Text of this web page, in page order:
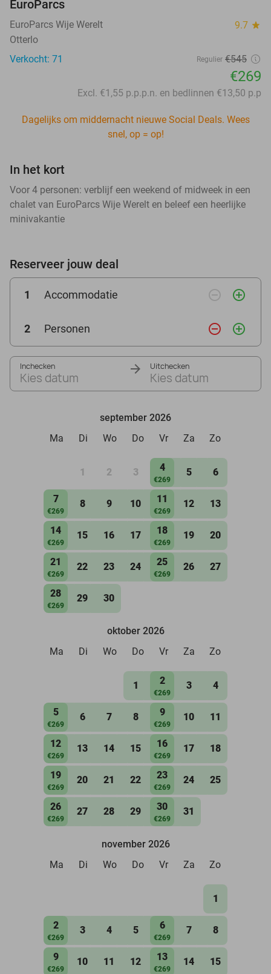
EuroParcs
EuroParcs Wije Werelt 9.7 star
Otterlo
Verkocht: 71
Regulier €545
€269
Excl. €1,55 p.p.p.n. en bedlinnen €13,50 p.p
Dagelijks om middernacht nieuwe Social Deals. Wees
snel, op = op!
In het kort
Voor 4 personen: verblijf een weekend of midweek in een
chalet van EuroParcs Wije Werelt en beleef een heerlijke
minivakantie
Reserveer jouw deal
1 Accommodatie remove_circle_outline add_circle_outline
2 Personen remove_circle_outline add_circle_outline
Inchecken
Kies datum
Uitchecken
Kies datum
september 2026
Ma
Di Wo Do Vr Za Zo
1 2 3 4
€269
5 6
7
€269
8 9 10 11
€269
12 13
14
€269
15 16 17 18
€269
19 20
21
€269
22 23 24 25
€269
26 27
28
€269
29 30
oktober 2026
Ma
Di Wo Do Vr Za Zo
1 2
€269
3 4
5
€269
6 7 8 9
€269
10 11
12
€269
13 14 15 16
€269
17 18
19
€269
20 21 22 23
€269
24 25
26
€269
27 28 29 30
€269
31
november 2026
Ma
Di Wo Do Vr Za Zo
1
2
€269
3 4 5 6
€269
7 8
9
€269
10 11 12 13
€269
14 15